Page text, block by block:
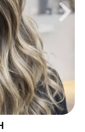
Steglitz ist dein
und
umfasst
und
bis hin zu
und Pediküre.
die
vereinen.
S und U-
vier